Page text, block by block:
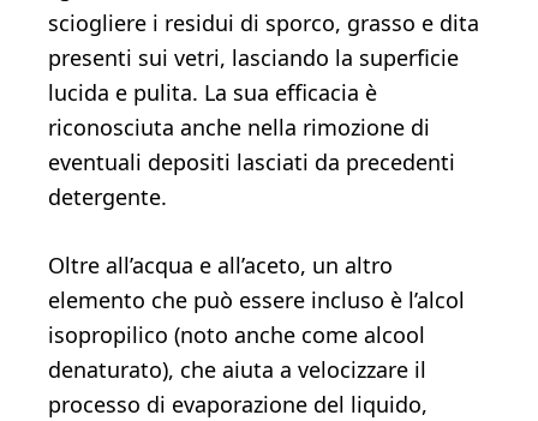
sciogliere i residui di sporco, grasso e dita
presenti sui vetri, lasciando la superficie
lucida e pulita. La sua efficacia è
riconosciuta anche nella rimozione di
eventuali depositi lasciati da precedenti
detergente.
Oltre all’acqua e all’aceto, un altro
elemento che può essere incluso è l’alcol
isopropilico (noto anche come alcool
denaturato), che aiuta a velocizzare il
processo di evaporazione del liquido,